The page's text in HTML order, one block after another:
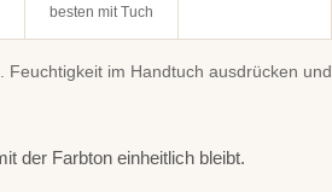
besten mit Tuch
im Handtuch ausdrücken und
der Farbton einheitlich bleibt.